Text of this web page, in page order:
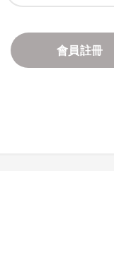
會員註冊